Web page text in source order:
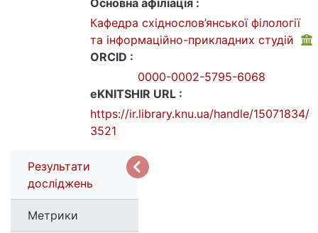
Основна афіліація :
Кафедра східнослов’янської філології
та інформаційно-прикладних студій
ORCID :
0000-0002-5795-6068
eKNITSHIR URL :
https://ir.library.knu.ua/handle/15071834/
3521
Результати
досліджень
Метрики